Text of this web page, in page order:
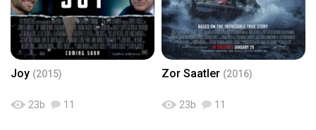
Joy (2015)
23b 11
Zor Saatler (2016)
23b 11